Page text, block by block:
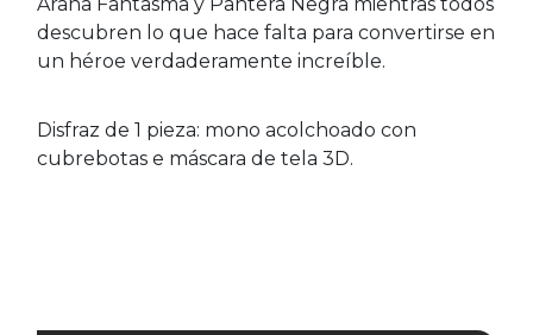
descubren lo que hace falta para convertirse en
un héroe verdaderamente increíble.
Disfraz de 1 pieza: mono acolchoado con
cubrebotas e máscara de tela 3D.